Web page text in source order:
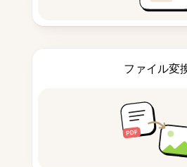
ファイル変